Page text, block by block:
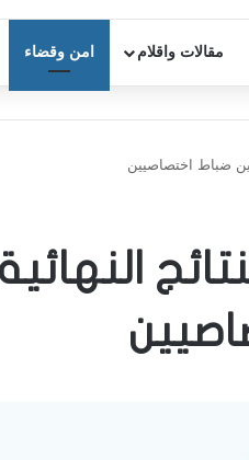
مقالات واقلام امن وقضاء
ضباط اختصاصيين
النهائية